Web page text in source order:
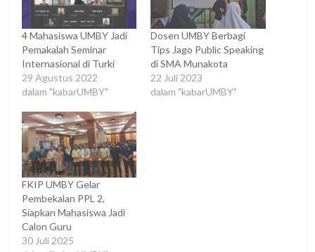
4 Mahasiswa UMBY Jadi
Pemakalah Seminar
Internasional di Turki
29 Agustus 2022
dalam "kabarUMBY"
Dosen UMBY Berbagi
Tips Jago Public Speaking
di SMA Munakota
22 Juli 2023
dalam "kabarUMBY"
FKIP UMBY Gelar
Pembekalan PPL 2,
Siapkan Mahasiswa Jadi
Calon Guru
30 Juli 2025